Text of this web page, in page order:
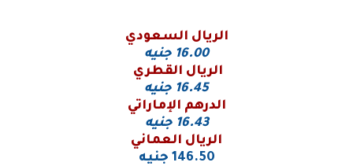
الريال السعودي
16.00 جنيه
الريال القطري
16.45 جنيه
الدرهم الإماراتي
16.43 جنيه
الريال العماني
146.50 جنيه